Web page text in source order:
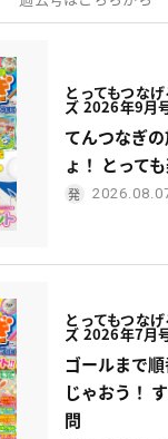
とってもつな
ズ 2026年9月
てんつなぎ
ょ！ とって
とってもつな
ズ 2026年7月
ゴールまで
じゃおう！
問